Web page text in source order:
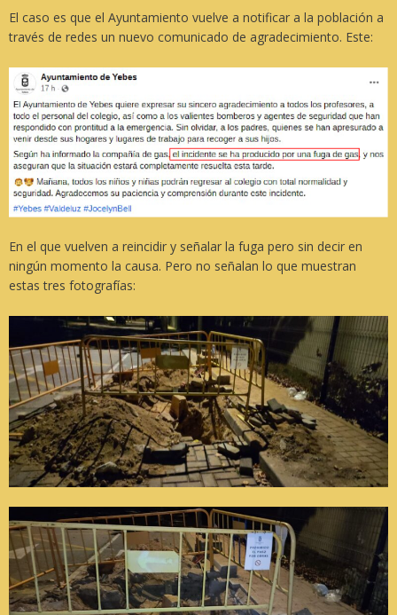
El caso es que el Ayuntamiento vuelve a notificar a la población a
través de redes un nuevo comunicado de agradecimiento. Este:
En el que vuelven a reincidir y señalar la fuga pero sin decir en
ningún momento la causa. Pero no señalan lo que muestran
estas tres fotografías: